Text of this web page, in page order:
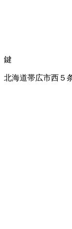
鍵
北海道帯広市西５